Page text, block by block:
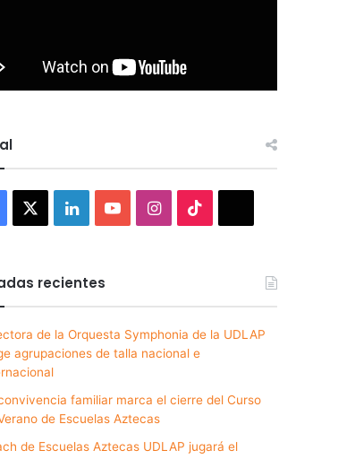
LinkedInYouTubeInstagram
recientes
de la Orquesta Symphonia de la UDLAP
agrupaciones de talla nacional e
familiar marca el cierre del Curso
de Escuelas Aztecas
de Escuelas Aztecas UDLAP jugará el